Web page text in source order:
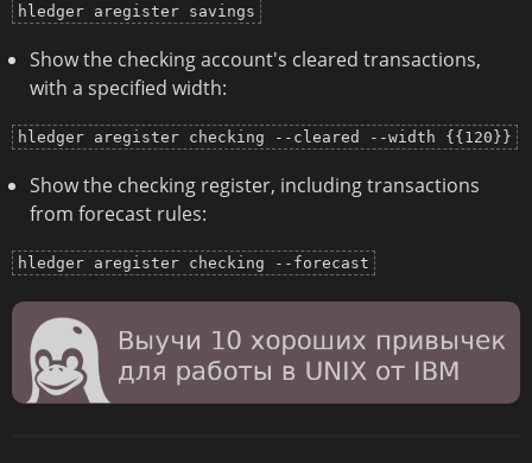
hledger aregister savings
Show the checking account's cleared transactions,
with a specified width:
hledger aregister checking --cleared --width {{120}}
Show the checking register, including transactions
from forecast rules:
hledger aregister checking --forecast